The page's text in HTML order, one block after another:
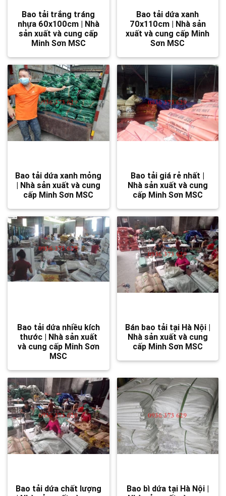
Bao tải trắng tráng
nhựa 60x100cm | Nhà
sản xuất và cung cấp
Minh Sơn MSC
Bao tải dứa xanh
70x110cm | Nhà sản
xuất và cung cấp Minh
Sơn MSC
Bao tải dứa xanh mỏng
| Nhà sản xuất và cung
cấp Minh Sơn MSC
Bao tải giá rẻ nhất |
Nhà sản xuất và cung
cấp Minh Sơn MSC
Bao tải dứa nhiều kích
thước | Nhà sản xuất
và cung cấp Minh Sơn
MSC
Bán bao tải tại Hà Nội |
Nhà sản xuất và cung
cấp Minh Sơn MSC
Bao tải dứa chất lượng
Bao bì dứa tại Hà Nội |